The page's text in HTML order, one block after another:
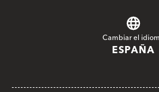
Cambiar el
ESPAÑA